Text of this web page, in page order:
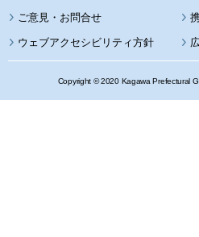
ウェブアクセシビリティ方針
Copyright © 2020 Kagawa Prefectural